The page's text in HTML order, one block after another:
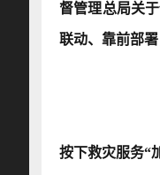
督管理总局关
联动、靠前部
按下救灾服务“